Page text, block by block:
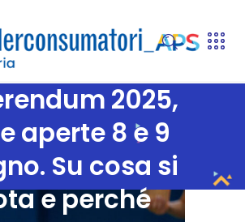
2025,
aperte 8 e 9
Su cosa si
e perché